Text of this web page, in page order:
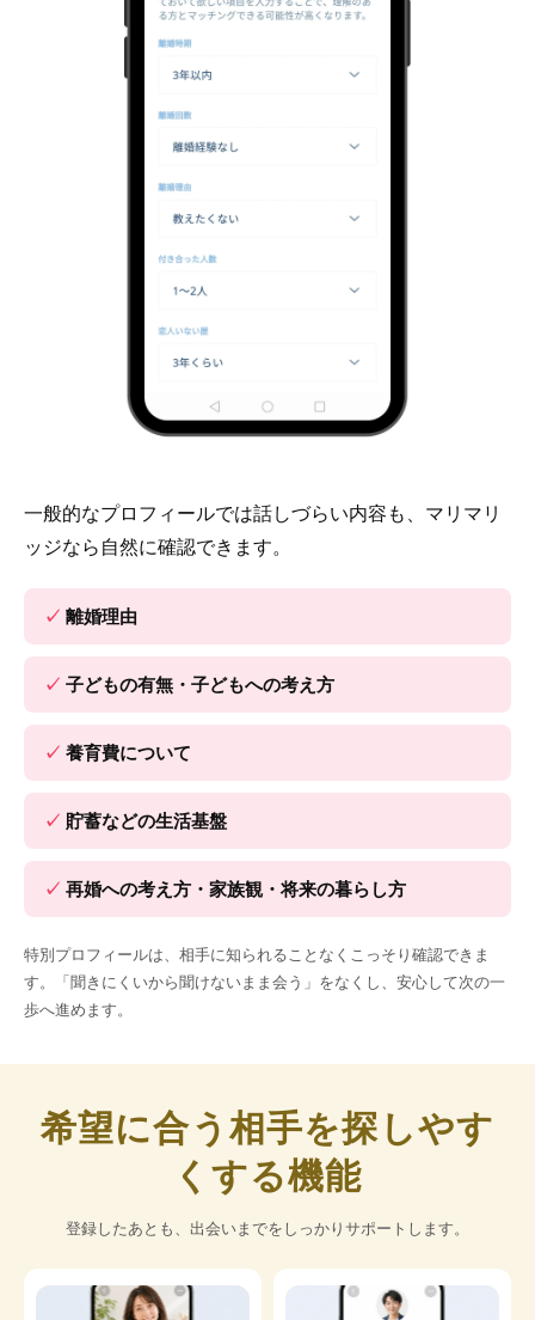
一般的なプロフィールでは話しづらい内容も、マリマリ
ッジなら自然に確認できます。
離婚理由
子どもの有無・子どもへの考え方
養育費について
貯蓄などの生活基盤
再婚への考え方・家族観・将来の暮らし方
特別プロフィールは、相手に知られることなくこっそり確認できま
す。「聞きにくいから聞けないまま会う」をなくし、安心して次の一
歩へ進めます。
希望に合う相手を探しやす
くする機能
登録したあとも、出会いまでをしっかりサポートします。